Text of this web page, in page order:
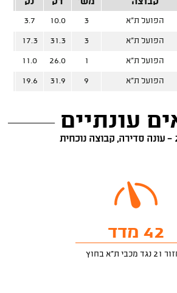
קבוצה מש' דק נק
הפועל ת"א 3
10.0
3.7
הפועל ת"א 3
31.3
17.3
הפועל ת"א 1
26.0
11.0
הפועל ת"א 9
31.9
19.6
עונתיים
42 מדד
מכבי ת"א בחוץ